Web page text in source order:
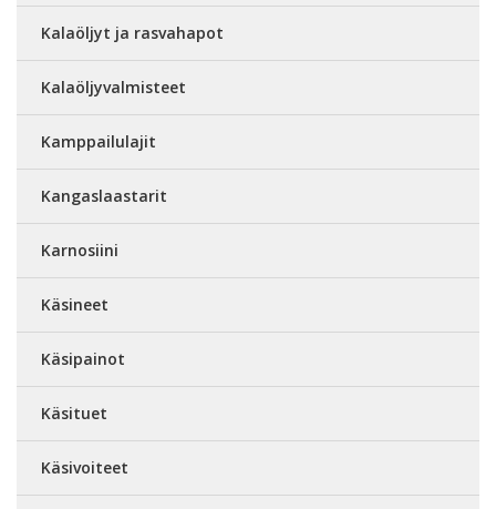
Kalaöljyt ja rasvahapot
Kalaöljyvalmisteet
Kamppailulajit
Kangaslaastarit
Karnosiini
Käsineet
Käsipainot
Käsituet
Käsivoiteet